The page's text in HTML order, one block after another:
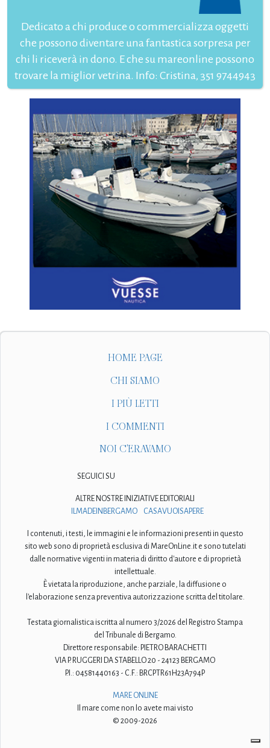
Dedicato a chi produce o commercializza oggetti
che possono diventare una fantastica sorpresa per
chi li riceverà in dono. E che su mareonline possono
trovare la miglior vetrina. Info: Cristina, 351 9744943
HOME PAGE
CHI SIAMO
I PIÙ LETTI
I COMMENTI
NOI C'ERAVAMO
SEGUICI SU
ALTRE NOSTRE INIZIATIVE EDITORIALI
ILMADEINBERGAMO
CASAVUOISAPERE
I contenuti, i testi, le immagini e le informazioni presenti in questo
sito web sono di proprietà esclusiva di MareOnLine.it e sono tutelati
dalle normative vigenti in materia di diritto d'autore e di proprietà
intellettuale.
È vietata la riproduzione, anche parziale, la diffusione o
l'elaborazione senza preventiva autorizzazione scritta del titolare.
Testata giornalistica iscritta al numero 3/2026 del Registro Stampa
del Tribunale di Bergamo.
Direttore responsabile: PIETRO BARACHETTI
VIA P. RUGGERI DA STABELLO 20 - 24123 BERGAMO
P.I.: 04581440163 - C.F.: BRCPTR61H23A794P
MARE ONLINE
Il mare come non lo avete mai visto
© 2009-2026